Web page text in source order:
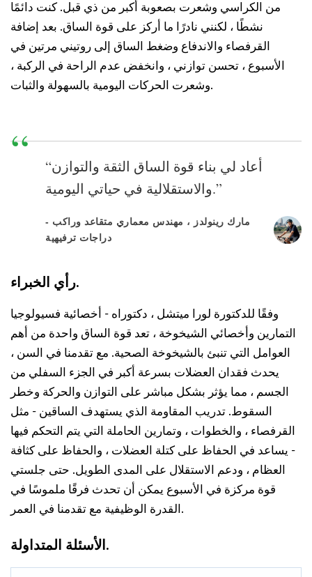
من الكراسي وشعرت بصعوبة أكبر من ذي قبل. كنت دائمًا
نشطًا ، لكنني نادرًا ما أركز على قوة الساق. بعد إضافة
القرفصاء والاندفاع وضغط الساق إلى روتيني مرتين في
الأسبوع ، تحسن توازني ، وانخفض عدم الراحة في الركبة ،
وشعرت الحركات اليومية بالسهولة والثبات.
“أعاد لي بناء قوة الساق الثقة والتوازن
والاستقلالية في حياتي اليومية.”
- مارك رينولدز ، مهندس معماري متقاعد وراكب
دراجات ترفيهية
رأي الخبراء.
وفقًا للدكتورة لورا ميتشل ، دكتوراه - أخصائية فسيولوجيا
التمارين وأخصائي الشيخوخة ، تعد قوة الساق واحدة من أهم
العوامل التي تنبئ بالشيخوخة الصحية. مع تقدمنا في السن ،
يحدث فقدان العضلات بسرعة أكبر في الجزء السفلي من
الجسم ، مما يؤثر بشكل مباشر على التوازن والحركة وخطر
السقوط. تدريب المقاومة الذي يستهدف الساقين - مثل
القرفصاء ، والخطوات ، وتمارين الحاملة التي يتم التحكم فيها
- يساعد في الحفاظ على كتلة العضلات ، والحفاظ على كثافة
العظام ، ودعم الاستقلال على المدى الطويل. حتى جلستي
قوة مركزة في الأسبوع يمكن أن تحدث فرقًا ملموسًا في
القدرة الوظيفية مع تقدمنا في العمر.
الأسئلة المتداولة.